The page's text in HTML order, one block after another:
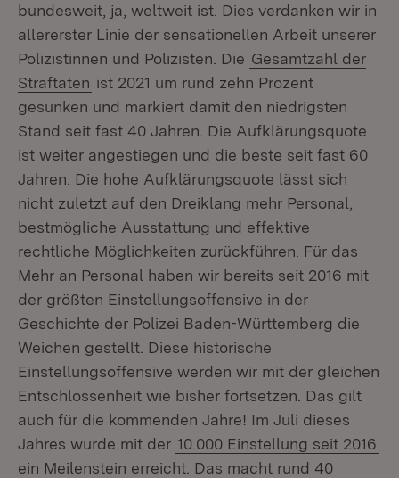
bundesweit, ja, weltweit ist. Dies verdanken wir in
allererster Linie der sensationellen Arbeit unserer
Polizistinnen und Polizisten. Die Gesamtzahl der
Straftaten ist 2021 um rund zehn Prozent
gesunken und markiert damit den niedrigsten
Stand seit fast 40 Jahren. Die Aufklärungsquote
ist weiter angestiegen und die beste seit fast 60
Jahren. Die hohe Aufklärungsquote lässt sich
nicht zuletzt auf den Dreiklang mehr Personal,
bestmögliche Ausstattung und effektive
rechtliche Möglichkeiten zurückführen. Für das
Mehr an Personal haben wir bereits seit 2016 mit
der größten Einstellungsoffensive in der
Geschichte der Polizei Baden-Württemberg die
Weichen gestellt. Diese historische
Einstellungsoffensive werden wir mit der gleichen
Entschlossenheit wie bisher fortsetzen. Das gilt
auch für die kommenden Jahre! Im Juli dieses
Jahres wurde mit der 10.000 Einstellung seit 2016
ein Meilenstein erreicht. Das macht rund 40